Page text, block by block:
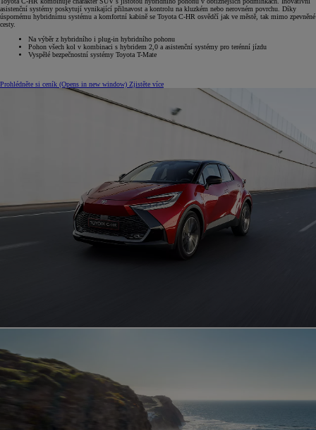
asistenční systémy poskytují vynikající přilnavost a kontrolu na kluzkém nebo nerovném povrchu. Díky
úspornému hybridnímu systému a komfortní kabině se Toyota C-HR osvědčí jak ve městě, tak mimo zpevněné
cesty.
Na výběr z hybridního i plug-in hybridního pohonu
Pohon všech kol v kombinaci s hybridem 2,0 a asistenční systémy pro terénní jízdu
Vyspělé bezpečnostní systémy Toyota T-Mate
Prohlédněte si ceník (Opens in new window) Zjistěte více